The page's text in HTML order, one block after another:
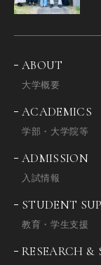
ABOUT
大学概要
ACADEMICS
学部・大学院等
ADMISSION
入試情報
STUDENT
教育・学生支援
RESEARCH